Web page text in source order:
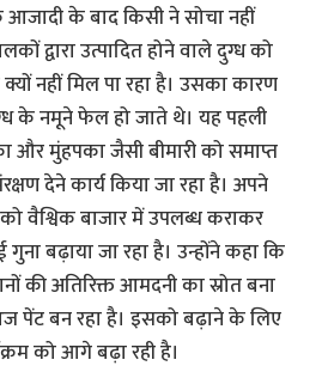
आजादी के बाद किसी ने सोचा नहीं
द्वारा उत्पादित होने वाले दुग्ध को
नहीं मिल पा रहा है। उसका कारण
के नमूने फेल हो जाते थे। यह पहली
मुंहपका जैसी बीमारी को समाप्त
देने कार्य किया जा रहा है। अपने
वैश्विक बाजार में उपलब्ध कराकर
बढ़ाया जा रहा है। उन्होंने कहा कि
की अतिरिक्त आमदनी का स्रोत बना
पेंट बन रहा है। इसको बढ़ाने के लिए
को आगे बढ़ा रही है।